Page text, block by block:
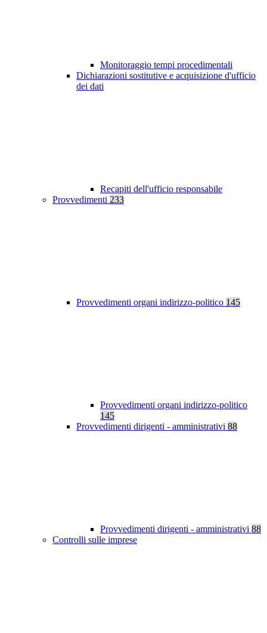
Monitoraggio tempi procedimentali
Dichiarazioni sostitutive e acquisizione d'ufficio
dei dati
Recapiti dell'ufficio responsabile
Provvedimenti 233
Provvedimenti organi indirizzo-politico 145
Provvedimenti organi indirizzo-politico
145
Provvedimenti dirigenti - amministrativi 88
Provvedimenti dirigenti - amministrativi 88
Controlli sulle imprese